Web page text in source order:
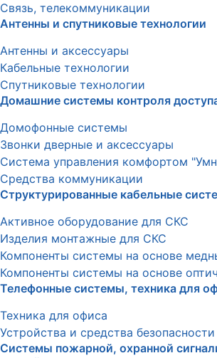
Связь, телекоммуникации
Антенны и спутниковые технологии
Антенны и аксессуары
Кабельные технологии
Спутниковые технологии
Домашние системы контроля
Домофонные системы
Звонки дверные и аксессуары
Система управления комфортом
Средства коммуникации
Структурированные кабельные
Активное оборудование для СКС
Изделия монтажные для СКС
Компоненты системы на основе
Компоненты системы на основе
Телефонные системы, техника для
Техника для офиса
Устройства и средства безопасности
Системы пожарной, охранной